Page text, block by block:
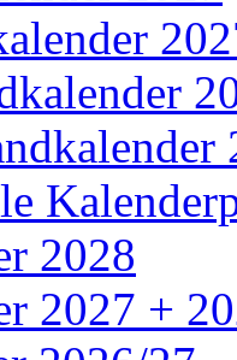
2028
2027 +